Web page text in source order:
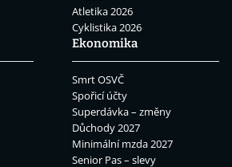
Atletika 2026
Cyklistika 2026
Ekonomika
Smrt OSVČ
Spořicí účty
Superdávka – změny
Důchody 2027
Minimální mzda 2027
Senior Pas – slevy